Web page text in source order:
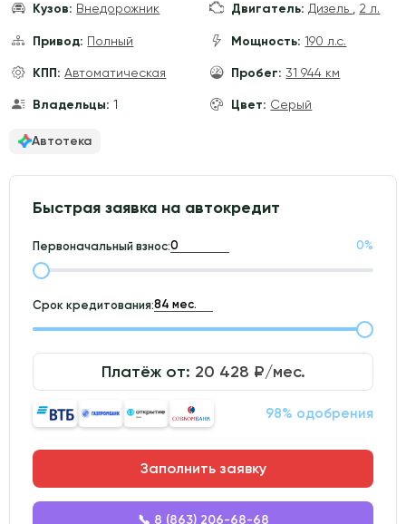
Кузов: Внедорожник Двигатель: Дизель 2 л.
Привод: Полный Мощность: 190 л.с.
КПП: Автоматическая Пробег: 31 944 км
Владельцы: 1 Цвет: Серый
Автотека
Быстрая заявка на автокредит
Первоначальный взнос: 0%
Срок кредитования:
Платёж от: 20 428 ₽/мес.
98% одобрения
Заполнить заявку
📞 8 (863) 206-68-68